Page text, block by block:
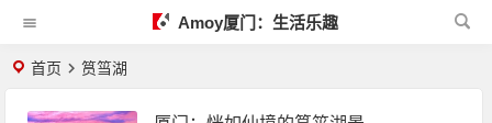
Amoy厦门：生活乐趣
首页 筼筜湖